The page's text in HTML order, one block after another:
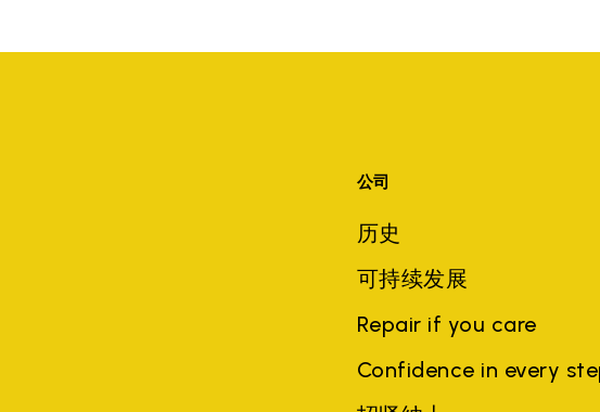
公司
历史
可持续发展
Repair if you care
Confidence in every